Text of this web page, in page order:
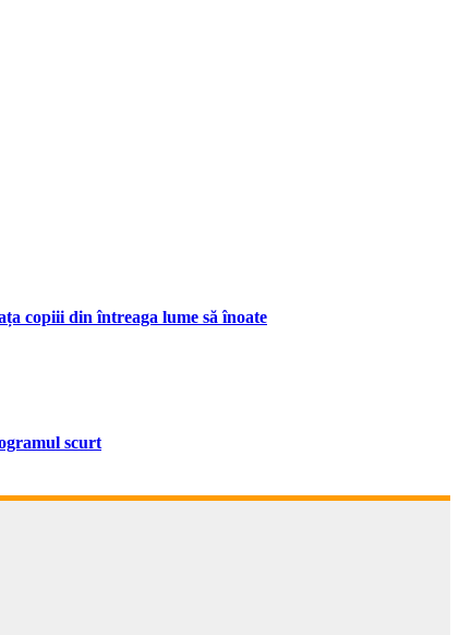
copiii din întreaga lume să înoate
scurt